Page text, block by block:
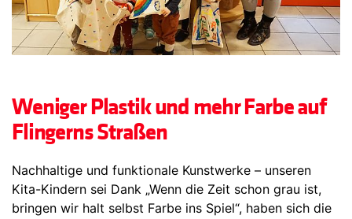
Weniger Plastik und mehr Farbe auf
Flingerns Straßen
Nachhaltige und funktionale Kunstwerke – unseren
Kita-Kindern sei Dank „Wenn die Zeit schon grau ist,
bringen wir halt selbst Farbe ins Spiel“, haben sich die